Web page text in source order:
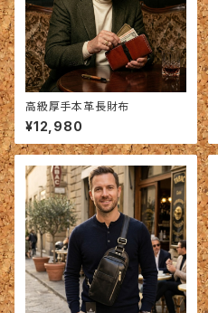
高級厚手本革長財布
¥12,980